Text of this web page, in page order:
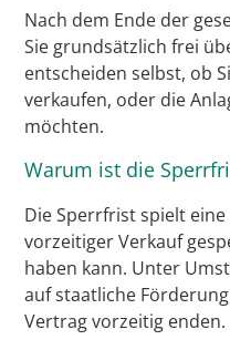
Nach dem Ende der
Sie grundsätzlich frei
entscheiden selbst, ob
verkaufen, oder die
möchten.
Warum ist die
Die Sperrfrist spielt
vorzeitiger Verkauf
haben kann. Unter
auf staatliche
Vertrag vorzeitig enden.